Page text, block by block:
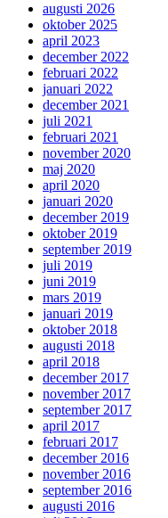
augusti 2026
oktober 2025
april 2023
december 2022
februari 2022
januari 2022
december 2021
juli 2021
februari 2021
november 2020
maj 2020
april 2020
januari 2020
december 2019
oktober 2019
september 2019
juli 2019
juni 2019
mars 2019
januari 2019
oktober 2018
augusti 2018
april 2018
december 2017
november 2017
september 2017
april 2017
februari 2017
december 2016
november 2016
september 2016
augusti 2016